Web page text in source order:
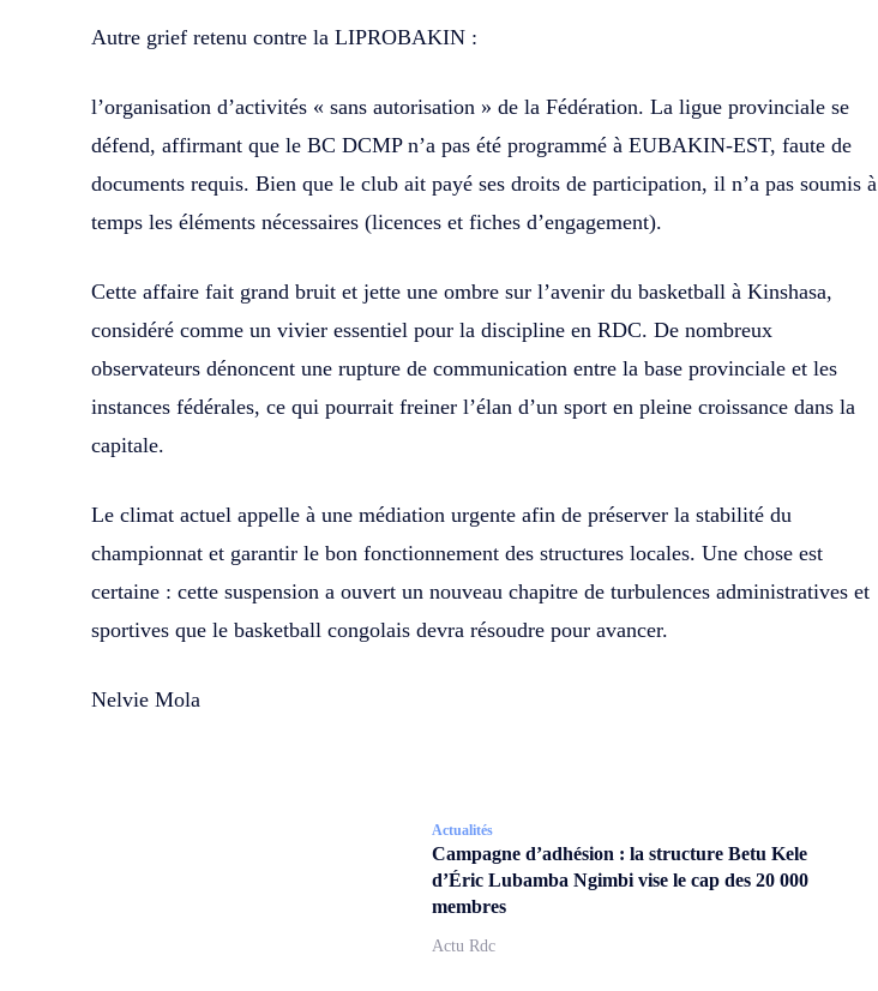
Autre grief retenu contre la LIPROBAKIN :
l’organisation d’activités « sans autorisation » de la Fédération. La ligue provinciale se
défend, affirmant que le BC DCMP n’a pas été programmé à EUBAKIN-EST, faute de
documents requis. Bien que le club ait payé ses droits de participation, il n’a pas soumis à
temps les éléments nécessaires (licences et fiches d’engagement).
Cette affaire fait grand bruit et jette une ombre sur l’avenir du basketball à Kinshasa,
considéré comme un vivier essentiel pour la discipline en RDC. De nombreux
observateurs dénoncent une rupture de communication entre la base provinciale et les
instances fédérales, ce qui pourrait freiner l’élan d’un sport en pleine croissance dans la
capitale.
Le climat actuel appelle à une médiation urgente afin de préserver la stabilité du
championnat et garantir le bon fonctionnement des structures locales. Une chose est
certaine : cette suspension a ouvert un nouveau chapitre de turbulences administratives et
sportives que le basketball congolais devra résoudre pour avancer.
Nelvie Mola
Actualités
Campagne d’adhésion : la structure Betu Kele
d’Éric Lubamba Ngimbi vise le cap des 20 000
membres
Actu Rdc